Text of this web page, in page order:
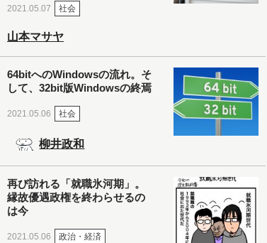
2021.05.07 社会
山本マサヤ
64bitへのWindowsの流れ。そ
して、32bit版Windowsの終焉
2021.05.06 社会
柳井政和
再び訪れる「就職氷河期」。
縁故優遇政権を終わらせるの
は今
2021.05.06 政治・経済